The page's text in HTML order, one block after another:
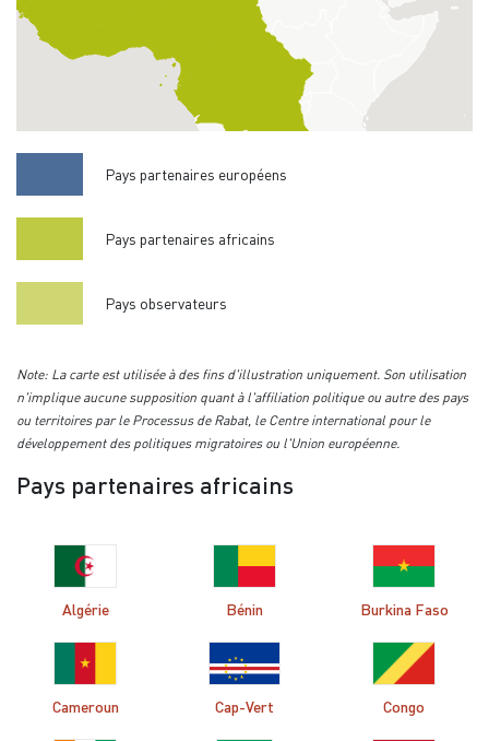
Pays partenaires européens
Pays partenaires africains
Pays observateurs
Note: La carte est utilisée à des fins d'illustration uniquement. Son utilisation
n'implique aucune supposition quant à l'affiliation politique ou autre des pays
ou territoires par le Processus de Rabat, le Centre international pour le
développement des politiques migratoires ou l'Union européenne.
Pays partenaires africains
Algérie Bénin Burkina Faso
Cameroun Cap-Vert Congo